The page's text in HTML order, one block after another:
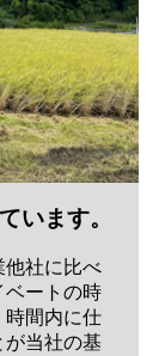
います。
他社に比べ
ベートの時
時間内に仕
当社の基